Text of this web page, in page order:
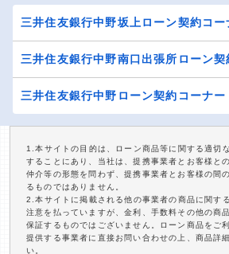
三井住友銀行中野坂上ローン契約コー
三井住友銀行中野南口出張所ローン契
三井住友銀行中野ローン契約コーナー
1.本サイトの目的は、ローン商品等に関する適切
することにあり、当社は、提携事業者とお客様と
仲介等の形態を問わず、提携事業者とお客様の間
るものではありません。
2.本サイトに掲載される他の事業者の商品に関す
注意を払っていますが、金利、手数料その他の商
保証するものではございません。ローン商品をご
提供する事業者に直接お問い合わせの上、商品詳
い。